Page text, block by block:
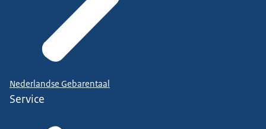
Nederlandse Gebarentaal
Service